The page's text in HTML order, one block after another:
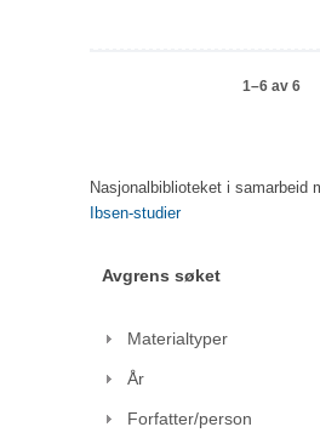
1–6 av 6
Nasjonalbiblioteket i samarbeid
Ibsen-studier
Avgrens søket
Materialtyper
År
Forfatter/person